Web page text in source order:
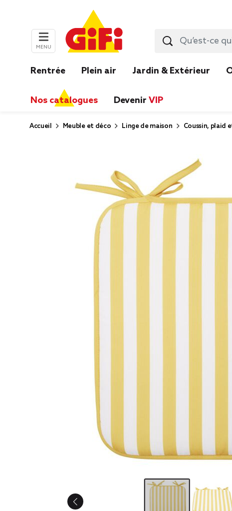
MENU
Rentrée Plein air Jardin & Extérieur
Nos catalogues Devenir VIP
Accueil Meuble et déco Linge de maison Coussin, plaid